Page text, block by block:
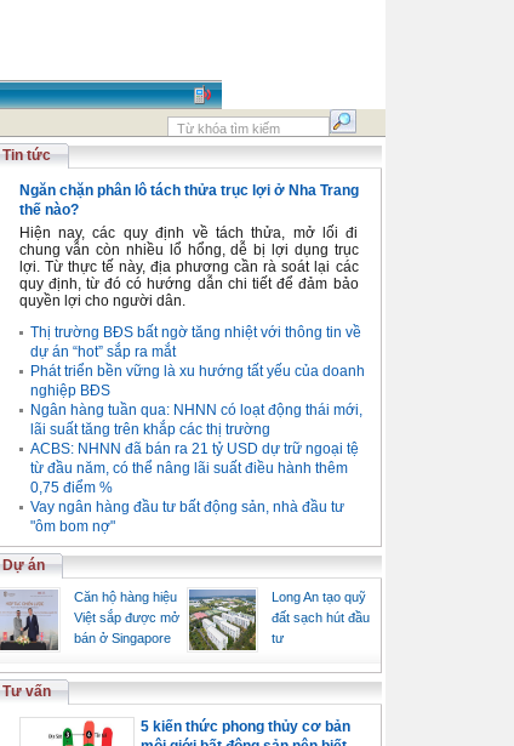
Tin tức
Ngăn chặn phân lô tách thửa trục lợi ở Nha Trang
thế nào?
Hiện nay, các quy định về tách thửa, mở lối đi
chung vẫn còn nhiều lổ hổng, dễ bị lợi dụng trục
lợi. Từ thực tế này, địa phương cần rà soát lại các
quy định, từ đó có hướng dẫn chi tiết để đảm bảo
quyền lợi cho người dân.
Thị trường BĐS bất ngờ tăng nhiệt với thông tin về
dự án “hot” sắp ra mắt
Phát triển bền vững là xu hướng tất yếu của doanh
nghiệp BĐS
Ngân hàng tuần qua: NHNN có loạt động thái mới,
lãi suất tăng trên khắp các thị trường
ACBS: NHNN đã bán ra 21 tỷ USD dự trữ ngoại tệ
từ đầu năm, có thể nâng lãi suất điều hành thêm
0,75 điểm %
Vay ngân hàng đầu tư bất động sản, nhà đầu tư
"ôm bom nợ"
Dự án
Căn hộ hàng hiệu
Việt sắp được mở
bán ở Singapore
Long An tạo quỹ
đất sạch hút đầu
tư
Tư vấn
5 kiến thức phong thủy cơ bản